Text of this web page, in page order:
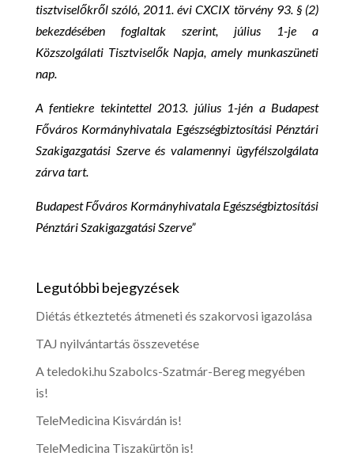
tisztviselőkről szóló, 2011. évi CXCIX törvény 93. § (2)
bekezdésében foglaltak szerint, július 1-je a
Közszolgálati Tisztviselők Napja, amely munkaszüneti
nap.
A fentiekre tekintettel 2013. július 1-jén a Budapest
Főváros Kormányhivatala Egészségbiztosítási Pénztári
Szakigazgatási Szerve és valamennyi ügyfélszolgálata
zárva tart.
Budapest Főváros Kormányhivatala Egészségbiztosítási
Pénztári Szakigazgatási Szerve”
Legutóbbi bejegyzések
Diétás étkeztetés átmeneti és szakorvosi igazolása
TAJ nyilvántartás összevetése
A teledoki.hu Szabolcs-Szatmár-Bereg megyében
is!
TeleMedicina Kisvárdán is!
TeleMedicina Tiszakürtön is!